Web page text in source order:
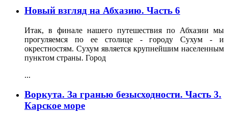
Новый взгляд на Абхазию. Часть 6
Итак, в финале нашего путешествия по Абхазии мы
прогуляемся по ее столице - городу Сухум - и
окрестностям. Сухум является крупнейшим населенным
пунктом страны. Город
...
Воркута. За гранью безысходности. Часть 3.
Карское море